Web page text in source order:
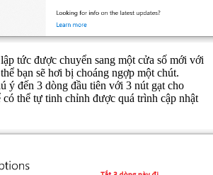
tức được chuyển sang một cửa số mới với
bạn sẽ hơi bị choáng ngợp một chút.
ý đến 3 dòng đầu tiên với 3 nút gạt cho
thể tự tinh chỉnh được quá trình cập nhật